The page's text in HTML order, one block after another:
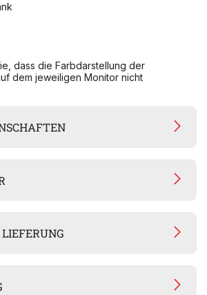
dass die Farbdarstellung der
dem jeweiligen Monitor nicht